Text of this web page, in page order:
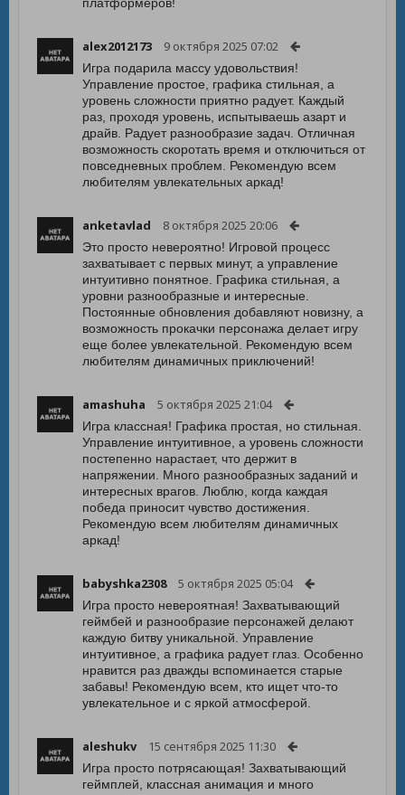
alex2012173 9 октября 2025 07:02
Игра подарила массу удовольствия!
Управление простое, графика стильная, а
уровень сложности приятно радует. Каждый
раз, проходя уровень, испытываешь азарт и
драйв. Радует разнообразие задач. Отличная
возможность скоротать время и отключиться от
повседневных проблем. Рекомендую всем
любителям увлекательных аркад!
anketavlad 8 октября 2025 20:06
Это просто невероятно! Игровой процесс
захватывает с первых минут, а управление
интуитивно понятное. Графика стильная, а
уровни разнообразные и интересные.
Постоянные обновления добавляют новизну, а
возможность прокачки персонажа делает игру
еще более увлекательной. Рекомендую всем
любителям динамичных приключений!
amashuha 5 октября 2025 21:04
Игра классная! Графика простая, но стильная.
Управление интуитивное, а уровень сложности
постепенно нарастает, что держит в
напряжении. Много разнообразных заданий и
интересных врагов. Люблю, когда каждая
победа приносит чувство достижения.
Рекомендую всем любителям динамичных
аркад!
babyshka2308 5 октября 2025 05:04
Игра просто невероятная! Захватывающий
геймбей и разнообразие персонажей делают
каждую битву уникальной. Управление
интуитивное, а графика радует глаз. Особенно
нравится раз дважды вспоминается старые
забавы! Рекомендую всем, кто ищет что-то
увлекательное и с яркой атмосферой.
aleshukv 15 сентября 2025 11:30
Игра просто потрясающая! Захватывающий
геймплей, классная анимация и много